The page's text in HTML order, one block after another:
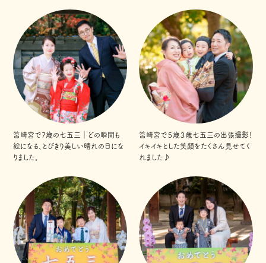
筥崎宮で7歳の七五三｜どの瞬間も
絵になる、とびきり美しい晴れの日にな
りました。
筥崎宮で５歳３歳七五三の出張撮影！
イキイキとした笑顔をたくさん見せてく
れました♪